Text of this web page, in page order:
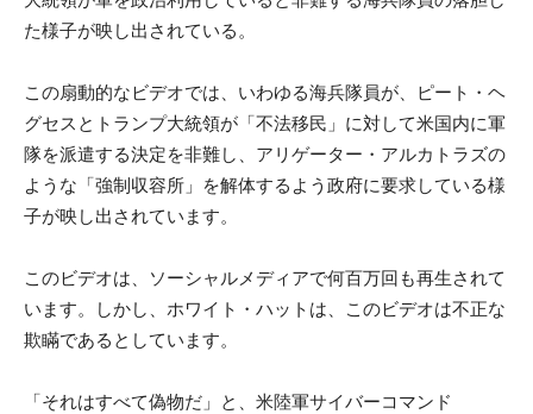
た様子が映し出されている。
この扇動的なビデオでは、いわゆる海兵隊員が、ピート・ヘ
グセスとトランプ大統領が「不法移民」に対して米国内に軍
隊を派遣する決定を非難し、アリゲーター・アルカトラズの
ような「強制収容所」を解体するよう政府に要求している様
子が映し出されています。
このビデオは、ソーシャルメディアで何百万回も再生されて
います。しかし、ホワイト・ハットは、このビデオは不正な
欺瞞であるとしています。
「それはすべて偽物だ」と、米陸軍サイバーコマンド